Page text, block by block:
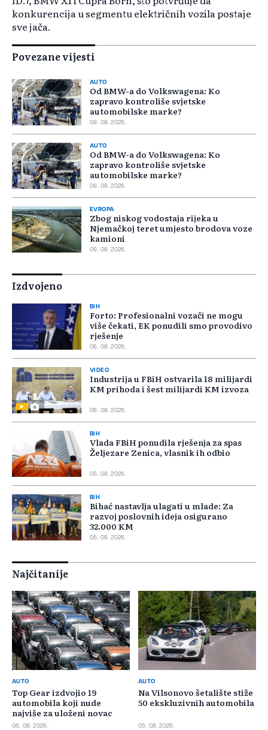
konkurencija u segmentu električnih vozila postaje
sve jača.
Povezane vijesti
AUTO
Od BMW-a do Volkswagena: Ko
zapravo kontroliše svjetske
automobilske marke?
09. 08. 2026.
AUTO
Od BMW-a do Volkswagena: Ko
zapravo kontroliše svjetske
automobilske marke?
09. 08. 2026.
EVROPA
Zbog niskog vodostaja rijeka u
Njemačkoj teret umjesto brodova voze
kamioni
09. 08. 2026.
Izdvojeno
BIH
Forto: Profesionalni vozači ne mogu
više čekati, EK ponudili smo provodivo
rješenje
06. 08. 2026.
VIDEO
Industrija u FBiH ostvarila 18 milijardi
KM prihoda i šest milijardi KM izvoza
06. 08. 2026.
BIH
Vlada FBiH ponudila rješenja za spas
Željezare Zenica, vlasnik ih odbio
05. 08. 2026.
BIH
Bihać nastavlja ulagati u mlade: Za
razvoj poslovnih ideja osigurano
32.000 KM
05. 08. 2026.
Najčitanije
AUTO
Top Gear izdvojio 19
automobila koji nude
najviše za uloženi novac
06. 08. 2026.
AUTO
Na Vilsonovo šetalište stiže
50 ekskluzivnih automobila
05. 08. 2026.